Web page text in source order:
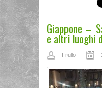
Giappone –
e altri luoghi
Frullo